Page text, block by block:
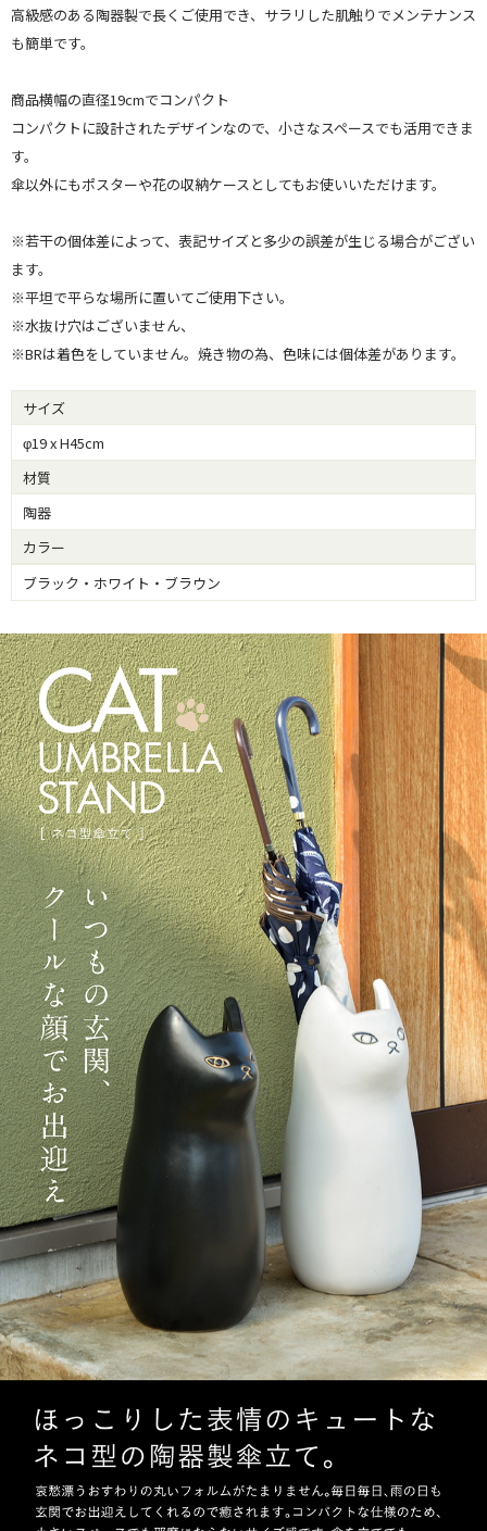
高級感のある陶器製で長くご使用でき、サラリした肌触りでメンテナンス
も簡単です。
商品横幅の直径19cmでコンパクト
コンパクトに設計されたデザインなので、小さなスペースでも活用できま
す。
傘以外にもポスターや花の収納ケースとしてもお使いいただけます。
※若干の個体差によって、表記サイズと多少の誤差が生じる場合がござい
ます。
※平坦で平らな場所に置いてご使用下さい。
※水抜け穴はございません、
※BRは着色をしていません。焼き物の為、色味には個体差があります。
サイズ
φ19 x H45cm
材質
陶器
カラー
ブラック・ホワイト・ブラウン